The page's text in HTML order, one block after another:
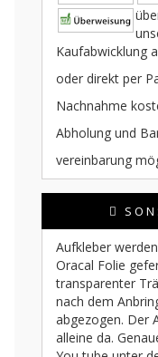
Kaufabwicklung
oder direkt per
Nachnahme
Abholung und
vereinbarung
Aufkleber
Oracal Folie
transparenter
nach dem
abgezogen. Der
alleine da.